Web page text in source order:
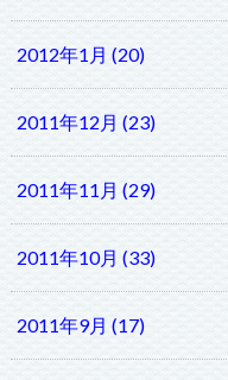
2012年1月 (20)
2011年12月 (23)
2011年11月 (29)
2011年10月 (33)
2011年9月 (17)